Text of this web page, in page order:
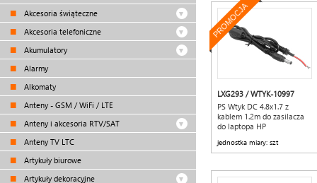
Akcesoria świąteczne
Akcesoria telefoniczne
Akumulatory
Alarmy
Alkomaty
Anteny - GSM / WiFi / LTE
Anteny i akcesoria RTV/SAT
Anteny TV LTC
Artykuły biurowe
Artykuły dekoracyjne
PROMOCJA
LXG293 / WTYK-10997
PS Wtyk DC 4.8x1.7 z
kablem 1.2m do zasilacza
do laptopa HP
jednostka miary: szt